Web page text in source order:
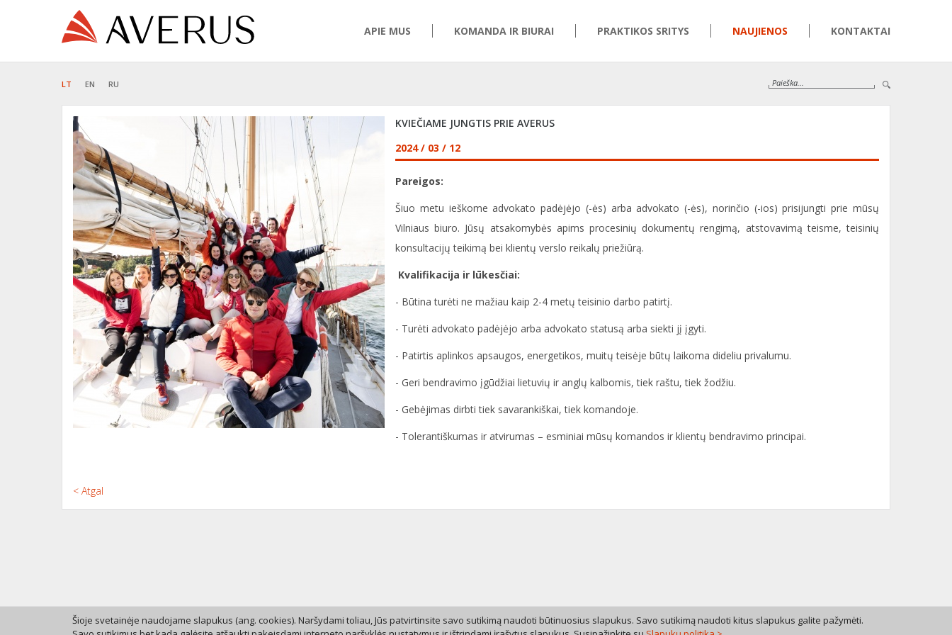
APIE MUS KOMANDA IR BIURAI PRAKTIKOS SRITYS NAUJIENOS KONTAKTAI
LT EN RU
KVIEČIAME JUNGTIS PRIE AVERUS
2024 / 03 / 12
Pareigos:
Šiuo metu ieškome advokato padėjėjo (-ės) arba advokato (-ės), norinčio (-ios) prisijungti prie mūsų
Vilniaus biuro. Jūsų atsakomybės apims procesinių dokumentų rengimą, atstovavimą teisme, teisinių
konsultacijų teikimą bei klientų verslo reikalų priežiūrą.
Kvalifikacija ir lūkesčiai:
- Būtina turėti ne mažiau kaip 2-4 metų teisinio darbo patirtį.
- Turėti advokato padėjėjo arba advokato statusą arba siekti jį įgyti.
- Patirtis aplinkos apsaugos, energetikos, muitų teisėje būtų laikoma dideliu privalumu.
- Geri bendravimo įgūdžiai lietuvių ir anglų kalbomis, tiek raštu, tiek žodžiu.
- Gebėjimas dirbti tiek savarankiškai, tiek komandoje.
- Tolerantiškumas ir atvirumas – esminiai mūsų komandos ir klientų bendravimo principai.
< Atgal
Šioje svetainėje naudojame slapukus (ang. cookies). Naršydami toliau, Jūs patvirtinsite savo sutikimą naudoti būtinuosius slapukus. Savo sutikimą naudoti kitus slapukus galite pažymėti.